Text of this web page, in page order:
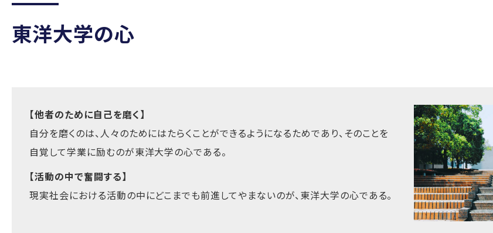
東洋大学の心
【他者のために自己を磨く】
自分を磨くのは、人々のためにはたらくことができるようになるためであり、そのことを
自覚して学業に励むのが東洋大学の心である。
【活動の中で奮闘する】
現実社会における活動の中にどこまでも前進してやまないのが、東洋大学の心である。